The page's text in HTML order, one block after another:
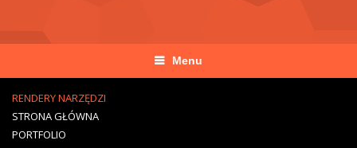
Menu
RENDERY NARZĘDZI
STRONA GŁÓWNA
PORTFOLIO